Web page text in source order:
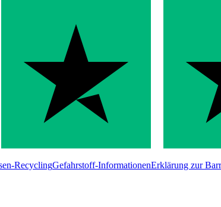
RecyclingGefahrstoff-InformationenErklärung zur